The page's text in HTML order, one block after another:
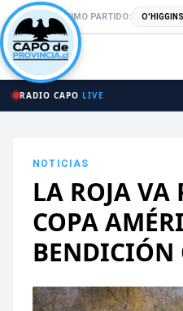
PRÓXIMO PARTIDO: O'HIGGINS
RADIO CAPO LIVE
NOTICIAS
LA ROJA VA
COPA
BENDICIÓN